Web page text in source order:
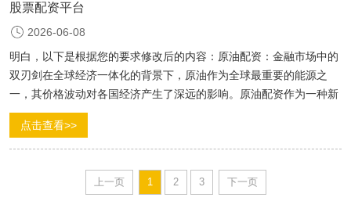
股票配资平台
2026-06-08
明白，以下是根据您的要求修改后的内容：原油配资：金融市场中的
双刃剑在全球经济一体化的背景下，原油作为全球最重要的能源之
一，其价格波动对各国经济产生了深远的影响。原油配资作为一种新
兴的金融服务，逐渐受到投资者的青睐。接下来，我们将详细介绍
原...点击查看>>
上一页 1 2 3 下一页